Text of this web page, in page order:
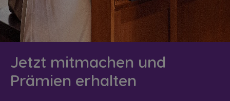
Jetzt mitmachen und
Prämien erhalten